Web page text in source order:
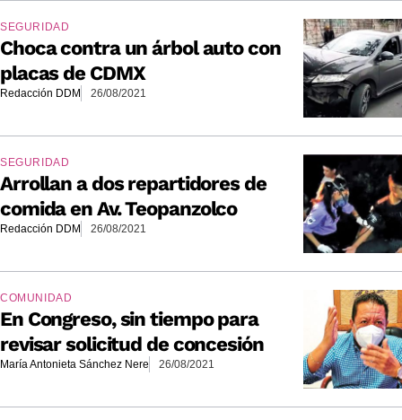
SEGURIDAD
Choca contra un árbol auto con
placas de CDMX
Redacción DDM 26/08/2021
SEGURIDAD
Arrollan a dos repartidores de
comida en Av. Teopanzolco
Redacción DDM 26/08/2021
COMUNIDAD
En Congreso, sin tiempo para
revisar solicitud de concesión
María Antonieta Sánchez Nere 26/08/2021